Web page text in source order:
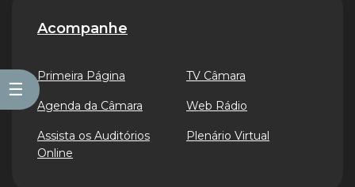
☰
Acompanhe
Primeira Página
Agenda da Câmara
Assista os Auditórios
Online
TV Câmara
Web Rádio
Plenário Virtual